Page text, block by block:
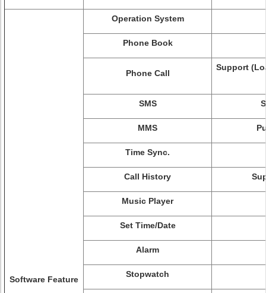
Software Feature
Operation System
Phone Book
Phone Call
Support
SMS
MMS
Time Sync.
Call History
Music Player
Set Time/Date
Alarm
Stopwatch